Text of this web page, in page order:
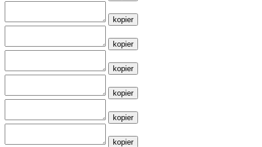
kopier
kopier
kopier
kopier
kopier
kopier